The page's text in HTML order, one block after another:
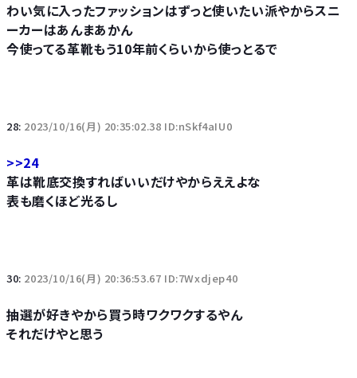
わい気に入ったファッションはずっと使いたい派やからスニ
ーカーはあんまあかん
今使ってる革靴もう10年前くらいから使っとるで
28: 2023/10/16(月) 20:35:02.38 ID:nSkf4aIU0
>>24
革は靴底交換すればいいだけやからええよな
表も磨くほど光るし
30: 2023/10/16(月) 20:36:53.67 ID:7Wxdjep40
抽選が好きやから買う時ワクワクするやん
それだけやと思う